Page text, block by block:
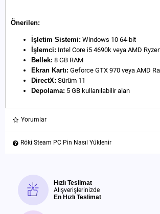
Önerilen:
İşletim Sistemi: Windows 10 64-bit
İşlemci: Intel Core i5 4690k veya AMD
Bellek: 8 GB RAM
Ekran Kartı: Geforce GTX 970 veya AMD
DirectX: Sürüm 11
Depolama: 5 GB kullanılabilir alan
Yorumlar
Röki Steam PC Pin Nasıl Yüklenir
Hızlı Teslimat
Alışverişlerinizde
En Hızlı Teslimat